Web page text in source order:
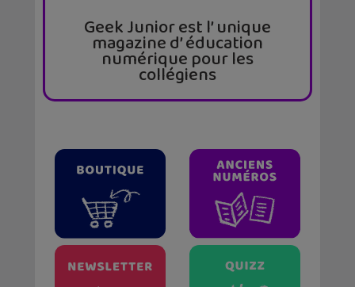
Geek Junior est l’ unique
magazine d’ éducation
numérique pour les
collégiens